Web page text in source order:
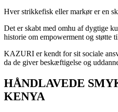
Hver strikkefisk eller markør er en
Det er skabt med omhu af dygtige
historie om empowerment og støtte
KAZURI er kendt for sit sociale
da de giver beskæftigelse og
HÅNDLAVEDE
KENYA